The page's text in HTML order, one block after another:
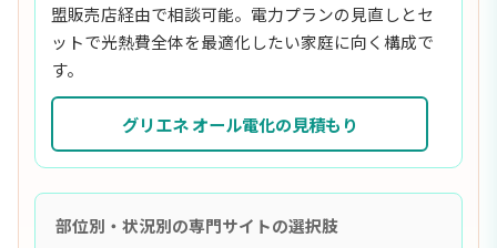
盟販売店経由で相談可能。電力プランの見直しとセ
ットで光熱費全体を最適化したい家庭に向く構成で
す。
グリエネ オール電化の見積もり
部位別・状況別の専門サイトの選択肢